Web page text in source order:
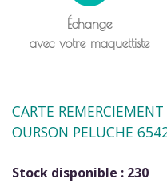
Échange
avec votre maquettiste
CARTE
OURSON PELUCHE
Stock disponible : 230